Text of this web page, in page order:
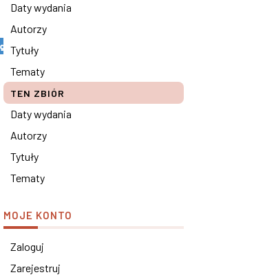
remarks ×
Daty wydania
Autorzy
Tytuły
Tematy
TEN ZBIÓR
Daty wydania
Autorzy
Tytuły
Tematy
MOJE KONTO
Zaloguj
Zarejestruj